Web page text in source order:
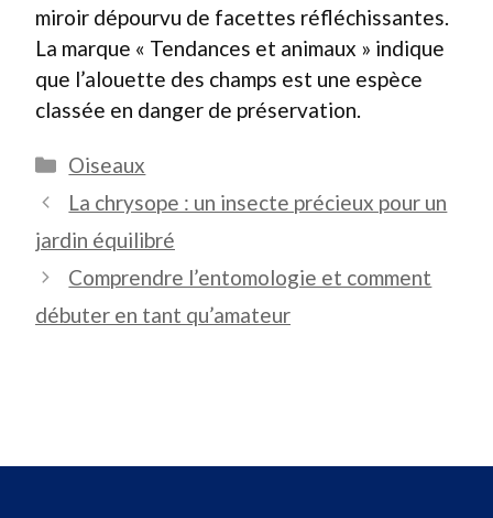
miroir dépourvu de facettes réfléchissantes.
La marque « Tendances et animaux » indique
que l’alouette des champs est une espèce
classée en danger de préservation.
Catégories
Oiseaux
La chrysope : un insecte précieux pour un
jardin équilibré
Comprendre l’entomologie et comment
débuter en tant qu’amateur